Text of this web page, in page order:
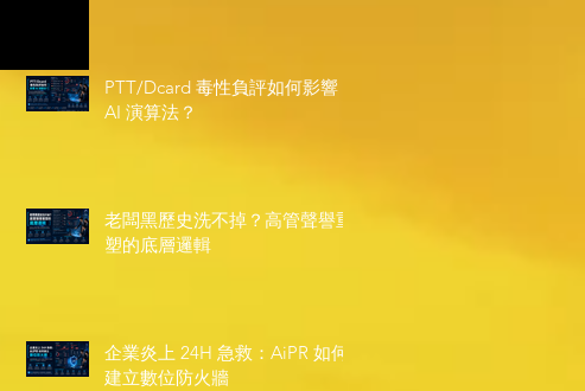
PTT/Dcard 毒性負評如何影響
AI 演算法？
老闆黑歷史洗不掉？高管聲譽重
塑的底層邏輯
企業炎上 24H 急救：AiPR 如何
建立數位防火牆